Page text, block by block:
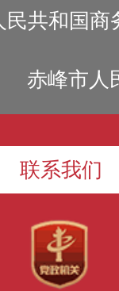
民共和国商
赤峰市人
联系我们